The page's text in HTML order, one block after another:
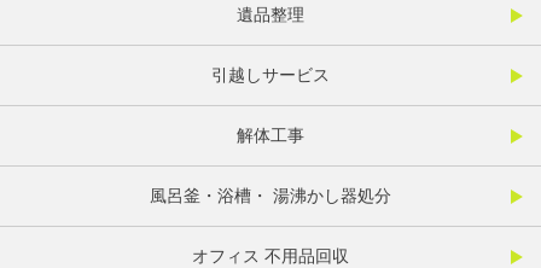
遺品整理
引越しサービス
解体工事
風呂釜・浴槽・ 湯沸かし器処分
オフィス 不用品回収